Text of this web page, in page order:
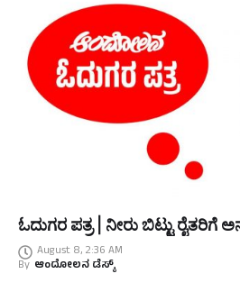
ಓದುಗರ ಪತ್ರ | ನೀರು ಬಿಟ್ಟು ರೈತರಿಗೆ
August 8, 2:36 AM
By ಆಂದೋಲನ ಡೆಸ್ಕ್